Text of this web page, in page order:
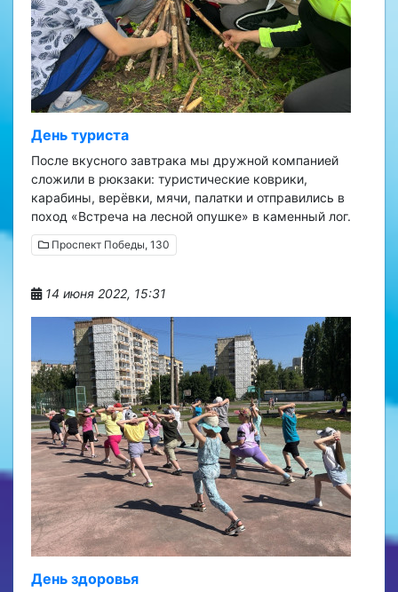
День туриста
После вкусного завтрака мы дружной компанией
сложили в рюкзаки: туристические коврики,
карабины, верёвки, мячи, палатки и отправились в
поход «Встреча на лесной опушке» в каменный лог.
Проспект Победы, 130
14 июня 2022, 15:31
День здоровья